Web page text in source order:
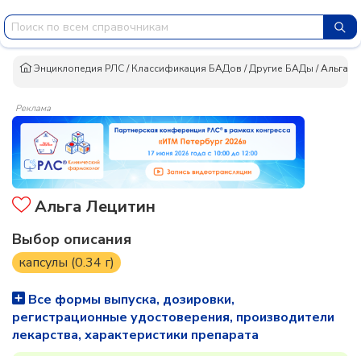
Энциклопедия РЛС/Классификация БАДов /Другие БАДы /Альга
Реклама
Альга Лецитин
Выбор описания
капсулы (0.34 г)
Все формы выпуска, дозировки,
регистрационные удостоверения, производители
лекарства, характеристики препарата